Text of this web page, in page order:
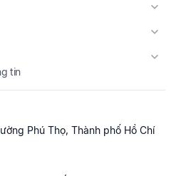
tin
Phú Thọ, Thành phố Hồ Chí